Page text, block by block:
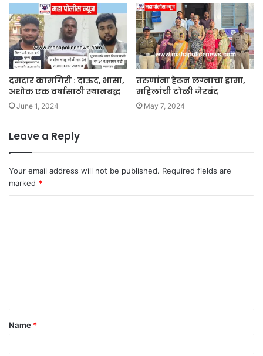
दमदार कामगिरी : दाऊद, भासा,
अशोक एक वर्षासाठी स्थानबद्ध
June 1, 2024
तरुणांना हेरून लग्नाचा ड्रामा,
महिलांची टोळी जेरबंद
May 7, 2024
Leave a Reply
Your email address will not be published. Required fields are
marked *
t
*
Name *